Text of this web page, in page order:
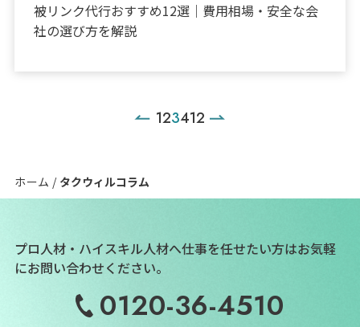
被リンク代行おすすめ12選｜費用相場・安全な会
社の選び方を解説
123412
ホーム タクウィルコラム
プロ人材・ハイスキル人材へ仕事を任せたい方はお気軽
にお問い合わせください。
0120-36-4510